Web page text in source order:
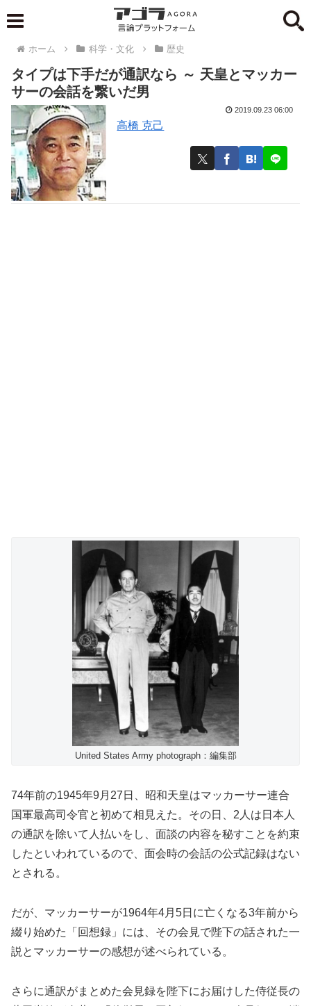
ホーム 科学・文化 歴史
タイプは下手だが通訳なら ～ 天皇とマッカー
サーの会話を繋いだ男
高橋 克己
2019.09.23 06:00
United States Army photograph：編集部
74年前の1945年9月27日、昭和天皇はマッカーサー連合
国軍最高司令官と初めて相見えた。その日、2人は日本人
の通訳を除いて人払いをし、面談の内容を秘すことを約束
したといわれているので、面会時の会話の公式記録はない
とされる。
だが、マッカーサーが1964年4月5日に亡くなる3年前から
綴り始めた「回想録」には、その会見で陛下の話された一
説とマッカーサーの感想が述べられている。
さらに通訳がまとめた会見録を陛下にお届けした侍従長の